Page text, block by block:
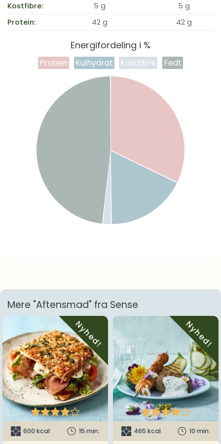
Kostfibre: 5 g
5 g
Protein:
42 g 42 g
Energifordeling i %
Protein Kulhydrat Kostfibre Fedt
Mere "Aftensmad" fra Sense
Nyhed!

600 kcal 15 min.
Nyhed!

465 kcal 10 min.